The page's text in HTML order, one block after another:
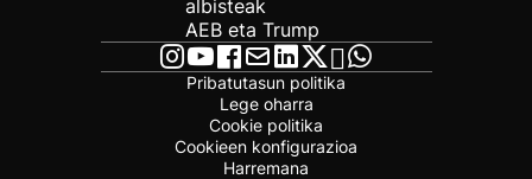
albisteak
AEB eta Trump
Pribatutasun politika
Lege oharra
Cookie politika
Cookieen konfigurazioa
Harremana